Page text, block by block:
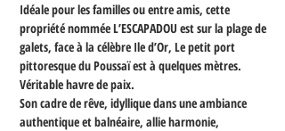
Idéale pour les familles ou entre amis, cette
propriété nommée L’ESCAPADOU est sur la plage de
galets, face à la célèbre Ile d’Or, Le petit port
pittoresque du Poussaï est à quelques mètres.
Véritable havre de paix.
Son cadre de rêve, idyllique dans une ambiance
authentique et balnéaire, allie harmonie,